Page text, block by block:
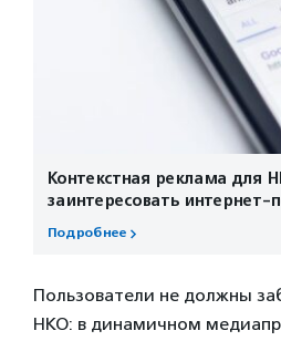
Контекстная реклама для
заинтересовать интернет-
Подробнее
Пользователи не должны
НКО: в динамичном